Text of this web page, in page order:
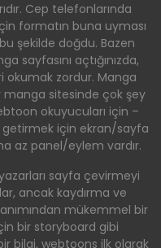
Cep telefonlarında
formatın buna uyması
şekilde doğdu. Bazen
sayfasını açtığınızda,
okumak zordur. Manga
sitesinde çok şey
okuyucuları için –
getirmek için ekran/sayfa
az panel/eylem vardır.
sayfa çevirmeyi
ancak kaydırma ve
mükemmel bir
bir storyboard gibi
bilgi, webtoons ilk olarak